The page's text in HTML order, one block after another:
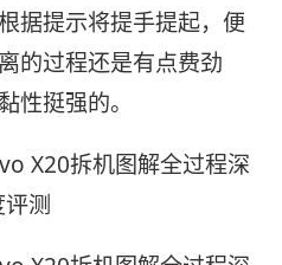
据提示将提手提起，便
的过程还是有点费劲
性挺强的。